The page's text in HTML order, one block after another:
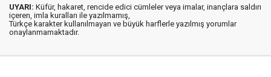
UYARI: Küfür, hakaret, rencide edici cümleler veya imalar, inançlara saldırı
içeren, imla kuralları ile yazılmamış,
Türkçe karakter kullanılmayan ve büyük harflerle yazılmış yorumlar
onaylanmamaktadır.